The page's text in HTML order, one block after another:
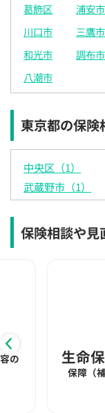
葛飾区
浦安市
川口市
三鷹市
和光市
調布市
八潮市
東京都の保険
中央区（1）
武蔵野市（1）
保険相談や見
生命
保障（
の